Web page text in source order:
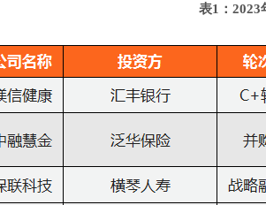
表1：2023